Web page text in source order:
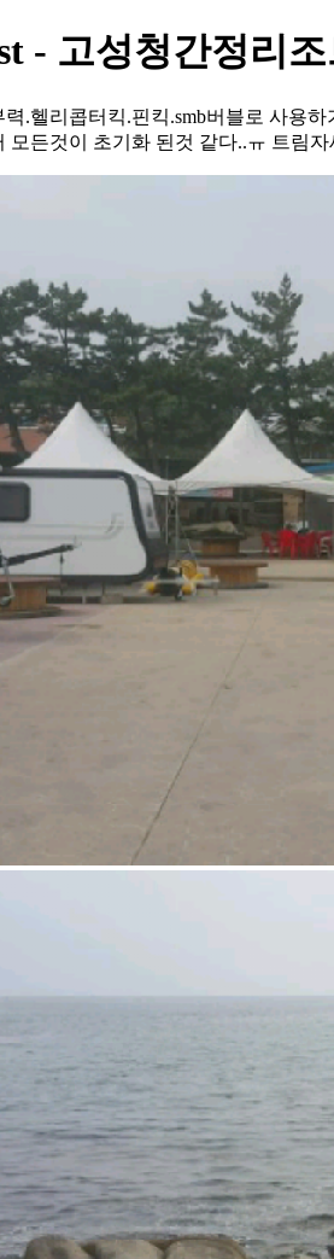
- 고성청간정리
.헬리콥터킥.핀킥.smb버블로 사용
모든것이 초기화 된것 같다..ㅠ 트림